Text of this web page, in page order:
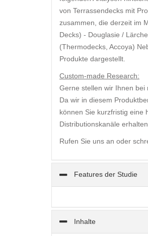
von Terrassendecks mit
zusammen, die derzeit im
Decks) - Douglasie /
(Thermodecks, Accoya)
Produkte dargestellt.
Custom-made Research:
Gerne stellen wir Ihnen
Da wir in diesem
können Sie kurzfristig eine
Distributionskanäle
Rufen Sie uns an oder
Features der Studie
Inhalte